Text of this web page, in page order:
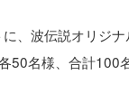
、波伝説オリジ
50名様、合計100